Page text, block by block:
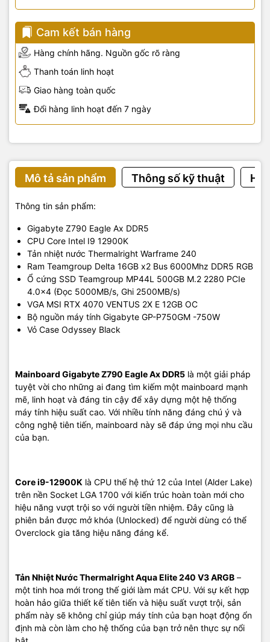
Cam kết bán hàng
Hàng chính hãng. Nguồn gốc rõ ràng
Thanh toán linh hoạt
Giao hàng toàn quốc
Đổi hàng linh hoạt đến 7 ngày
Mô tả sản phẩm Thông số kỹ thuật
Thông tin sản phẩm:
Gigabyte Z790 Eagle Ax DDR5
CPU Core Intel I9 12900K
Tản nhiệt nước Thermalright Warframe 240
Ram Teamgroup Delta 16GB x2 Bus 6000Mhz DDR5 RGB
Ổ cứng SSD Teamgroup MP44L 500GB M.2 2280 PCIe
4.0x4 (Đọc 5000MB/s, Ghi 2500MB/s)
VGA MSI RTX 4070 VENTUS 2X E 12GB OC
Bộ nguồn máy tính Gigabyte GP-P750GM -750W
Vỏ Case Odyssey Black
Mainboard Gigabyte Z790 Eagle Ax DDR5 là một giải pháp
tuyệt vời cho những ai đang tìm kiếm một mainboard mạnh
mẽ, linh hoạt và đáng tin cậy để xây dựng một hệ thống
máy tính hiệu suất cao. Với nhiều tính năng đáng chú ý và
công nghệ tiên tiến, mainboard này sẽ đáp ứng mọi nhu cầu
của bạn.
Core i9-12900K là CPU thế hệ thứ 12 của Intel (Alder Lake)
trên nền Socket LGA 1700 với kiến trúc hoàn toàn mới cho
hiệu năng vượt trội so với người tiền nhiệm. Đây cũng là
phiên bản được mở khóa (Unlocked) để người dùng có thể
Overclock gia tăng hiệu năng đáng kể.
Tản Nhiệt Nước Thermalright Aqua Elite 240 V3 ARGB –
một tinh hoa mới trong thế giới làm mát CPU. Với sự kết hợp
hoàn hảo giữa thiết kế tiên tiến và hiệu suất vượt trội, sản
phẩm này sẽ không chỉ giúp máy tính của bạn hoạt động ổn
định mà còn làm cho hệ thống của bạn trở nên thực sự nổi